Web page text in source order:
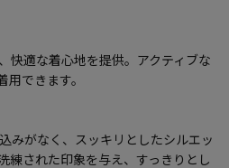
快適な着心地を提供。アクティブな
できます。
みがなく、スッキリとしたシルエッ
練された印象を与え、すっきりとし